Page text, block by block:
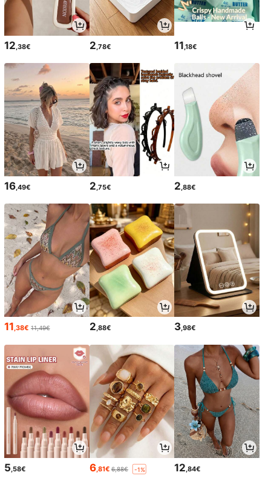
12,38€ 2,78€ 11,18€
16,49€ 2,75€ 2,88€
11,38€ 11,49€ 2,88€ 3,98€
5 ,58€ 6,81€ 6,88€ -1% 12 ,84€